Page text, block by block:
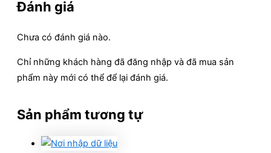
Đánh giá
Chưa có đánh giá nào.
Chỉ những khách hàng đã đăng nhập và đã mua sản
phẩm này mới có thể để lại đánh giá.
Sản phẩm tương tự